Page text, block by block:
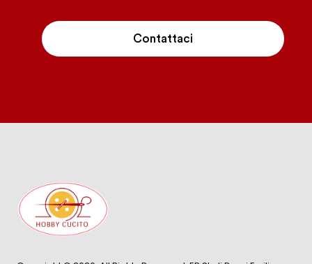
Contattaci